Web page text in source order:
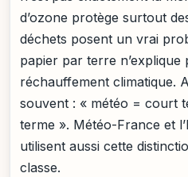
d’ozone protège surtout
déchets posent un vrai
papier par terre n’explique
réchauffement climatique.
souvent : « météo = court
terme ». Météo-France et
utilisent aussi cette
classe.